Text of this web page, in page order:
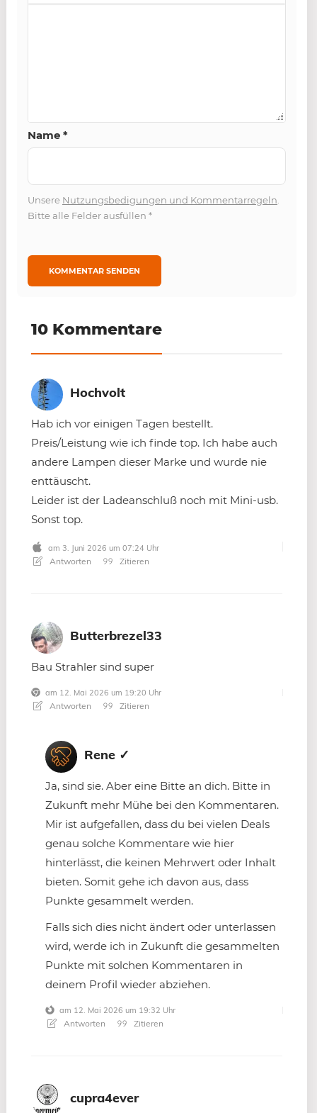
Name *
Unsere Nutzungsbedigungen und Kommentarregeln.
Bitte alle Felder ausfüllen *
10 Kommentare
Hochvolt
Hab ich vor einigen Tagen bestellt.
Preis/Leistung wie ich finde top. Ich habe auch
andere Lampen dieser Marke und wurde nie
enttäuscht.
Leider ist der Ladeanschluß noch mit Mini-usb.
Sonst top.
am 3. Juni 2026 um 07:24 Uhr
Antworten Zitieren
Butterbrezel33
Bau Strahler sind super
am 12. Mai 2026 um 19:20 Uhr
Antworten Zitieren
Rene ✓
Ja, sind sie. Aber eine Bitte an dich. Bitte in
Zukunft mehr Mühe bei den Kommentaren.
Mir ist aufgefallen, dass du bei vielen Deals
genau solche Kommentare wie hier
hinterlässt, die keinen Mehrwert oder Inhalt
bieten. Somit gehe ich davon aus, dass
Punkte gesammelt werden.
Falls sich dies nicht ändert oder unterlassen
wird, werde ich in Zukunft die gesammelten
Punkte mit solchen Kommentaren in
deinem Profil wieder abziehen.
am 12. Mai 2026 um 19:32 Uhr
Antworten Zitieren
cupra4ever